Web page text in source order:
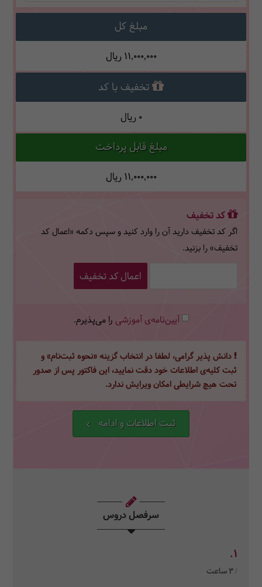
مبلغ کل
11,000,000 ریال
تخفیف با کد
0 ریال
مبلغ قابل پرداخت
11,000,000 ریال
کد تخفیف
اگر کد تخفیف دارید آن را وارد کنید و سپس دکمه «اعمال کد
تخفیف» را بزنید.
اعمال کد تخفیف
آیین‌نامه‌ی آموزشی را می‌پذیرم.
دانش پذیر گرامی، لطفا در انتخاب گزینه «نحوه ثبت‌نام» و
ثبت کلیه‌ی اطلاعات خود دقت نمایید، این فاکتور پس از صدور
تحت هیچ شرایطی امکان ویرایش ندارد.
ثبت اطلاعات و ادامه
سرفصل دروس
1.
/ 3 ساعت